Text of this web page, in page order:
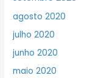
agosto 2020
julho 2020
junho 2020
maio 2020